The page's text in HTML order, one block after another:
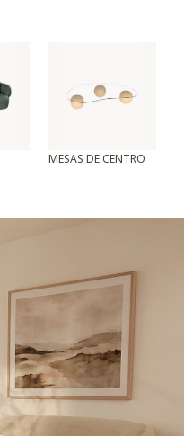
MESAS DE CENTRO